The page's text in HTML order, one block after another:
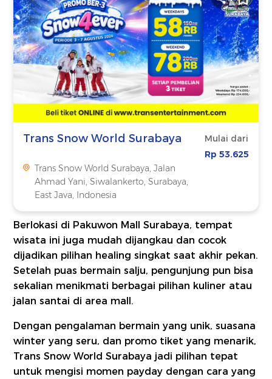
Trans Snow World Surabaya
Trans Snow World Surabaya, Jalan
Ahmad Yani, Siwalankerto, Surabaya,
East Java, Indonesia
Mulai dari
Rp 53.625
Berlokasi di Pakuwon Mall Surabaya, tempat
wisata ini juga mudah dijangkau dan cocok
dijadikan pilihan healing singkat saat akhir pekan.
Setelah puas bermain salju, pengunjung pun bisa
sekalian menikmati berbagai pilihan kuliner atau
jalan santai di area mall.
Dengan pengalaman bermain yang unik, suasana
winter yang seru, dan promo tiket yang menarik,
Trans Snow World Surabaya jadi pilihan tepat
untuk mengisi momen payday dengan cara yang